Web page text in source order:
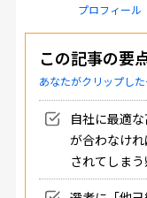
プロフィール
この記事の要
あなたがクリップし
自社に最適
が合わなけ
されてしま